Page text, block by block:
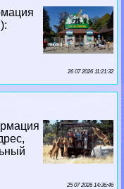
26 07 2026 11:21:32
25 07 2026 14:36:46